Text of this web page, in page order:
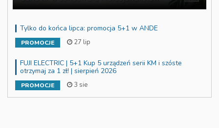
Tylko do końca lipca: promocja 5+1 w ANDE
PROMOCJE 27 lip
FUJI ELECTRIC | 5+1 Kup 5 urządzeń serii KM i szóste
otrzymaj za 1 zł! | sierpień 2026
PROMOCJE 3 sie